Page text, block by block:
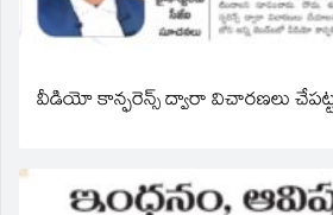
వీడియో కాన్ఫరెన్స్ ద్వారా విచారణలు